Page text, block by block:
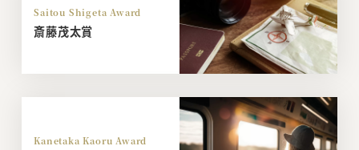
Saitou Shigeta Award
斎藤茂太賞
Kanetaka Kaoru Award